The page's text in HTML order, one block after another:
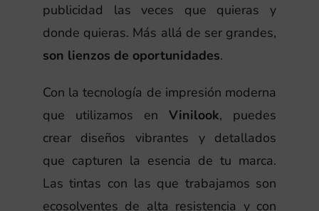
publicidad las veces que quieras y
donde quieras. Más allá de ser grandes,
son lienzos de oportunidades.
Con la tecnología de impresión moderna
que utilizamos enVinilook, puedes
crear diseños vibrantes y detallados
que capturen la esencia de tu marca.
Las tintas con las que trabajamos son
ecosolventes de alta resistencia y con